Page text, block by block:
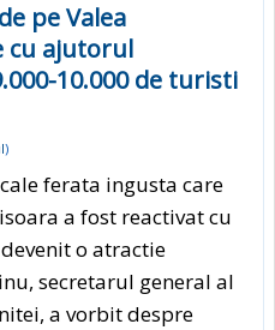
pe Valea
cu ajutorul
10.000 de turisti
)
cale ferata ingusta care
a fost reactivat cu
o atractie
secretarul general al
a vorbit despre